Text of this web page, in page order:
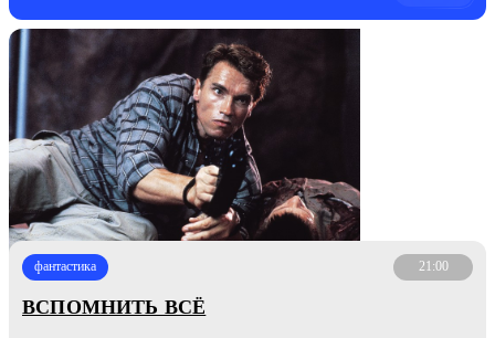
фантастика 21:00
ВСПОМНИТЬ ВСЁ